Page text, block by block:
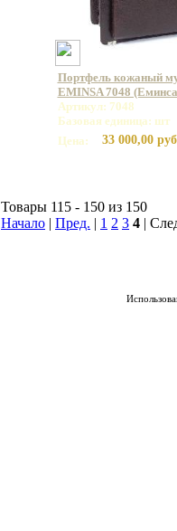
Портфель кожаный
EMINSA 7048
Артикул: 7048
Базовая единица: шт
Цена:
33 000,00
Товары 115 - 150 из 150
Начало
Пред. 1 2 3 4 |